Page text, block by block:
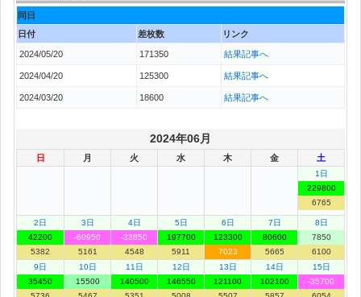
同日
日付
差枚数 リンク
2024/05/20 171350 結果記事へ
2024/04/20 125300 結果記事へ
2024/03/20 18600 結果記事へ
2024年06月
日 月 火 水 木 金 土
1日
229800
6765
2日
42200
5382
3日
-60950
5161
4日
-33850
4548
5日
197700
5911
6日
123300
7023
7日
80600
5665
8日
7850
6100
9日
35450
10日
15500
11日
140500
12日
146550
13日
121100
14日
102100
15日
-35700